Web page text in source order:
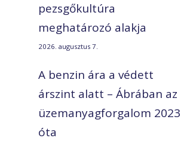
pezsgőkultúra
meghatározó alakja
2026. augusztus 7.
A benzin ára a védett
árszint alatt – Ábrában az
üzemanyagforgalom 2023
óta